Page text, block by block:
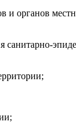
органов
санитарно-